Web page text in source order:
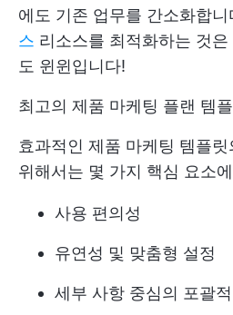
에도 기존 업무를 간소화합니
스 리소스를 최적화하는 것
도 윈윈입니다!
최고의 제품 마케팅 플랜 템
효과적인 제품 마케팅 템플
위해서는 몇 가지 핵심 요소
사용 편의성
유연성 및 맞춤형 설정
세부 사항 중심의 포괄